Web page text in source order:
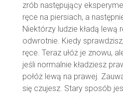
zrób następujący
ręce na piersiach, a
Niektórzy ludzie kładą lewą
odwrotnie. Kiedy
ręce. Teraz ułóż je znowu,
jeśli normalnie kładziesz
połóż lewą na prawej.
się czujesz. Stary sposób